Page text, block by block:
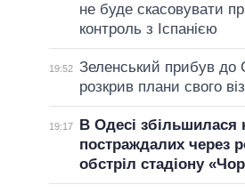
не буде скасовувати
контроль з Іспанією
19:52 Зеленський прибув до
розкрив плани свого
19:17
В Одесі збільшилася
постраждалих через
обстріл стадіону